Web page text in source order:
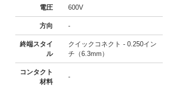
電圧 600V
方向 -
終端スタイ
ル
クイックコネクト - 0.250イン
チ（6.3mm）
コンタクト
材料
-